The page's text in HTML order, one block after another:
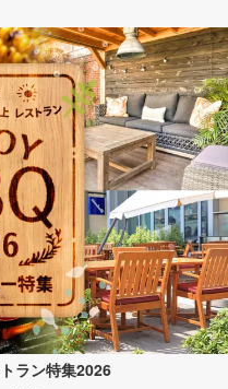
ラン特集2026